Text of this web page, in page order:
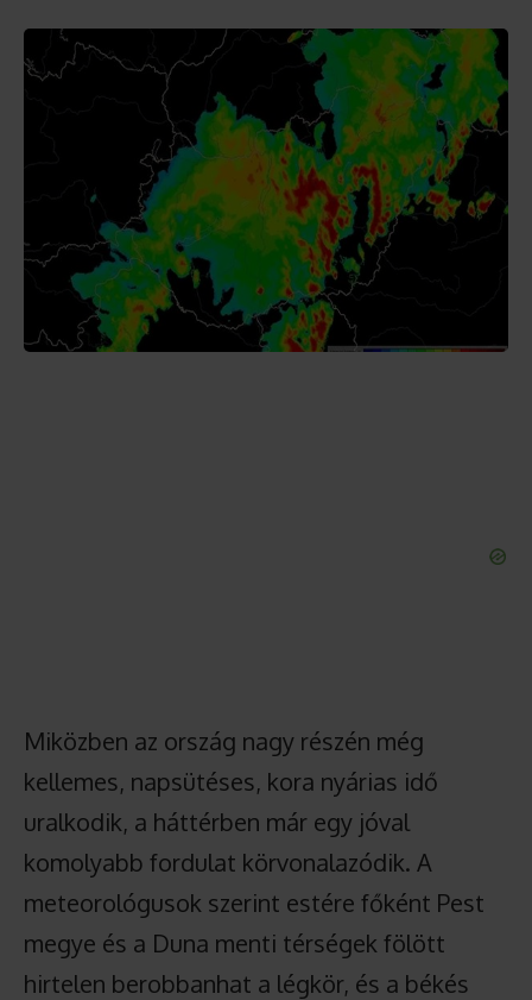
Miközben az ország nagy részén még
kellemes, napsütéses, kora nyárias idő
uralkodik, a háttérben már egy jóval
komolyabb fordulat körvonalazódik. A
meteorológusok szerint estére főként Pest
megye és a Duna menti térségek fölött
hirtelen berobbanhat a légkör, és a békés